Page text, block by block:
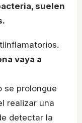
suelen
vaya a
se prolongue
realizar una
detectar la